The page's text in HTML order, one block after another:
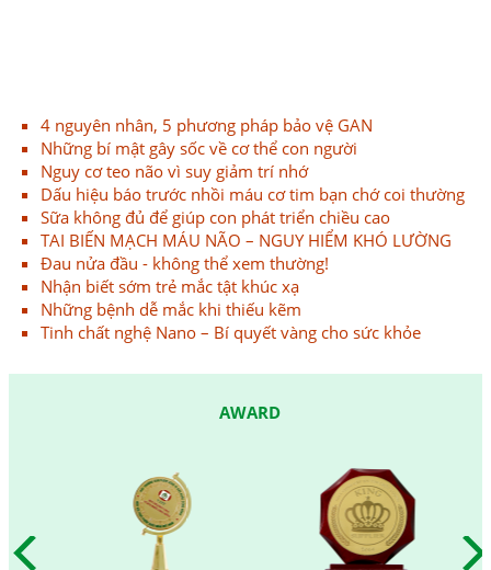
4 nguyên nhân, 5 phương pháp bảo vệ GAN
Những bí mật gây sốc về cơ thể con người
Nguy cơ teo não vì suy giảm trí nhớ
Dấu hiệu báo trước nhồi máu cơ tim bạn chớ coi thường
Sữa không đủ để giúp con phát triển chiều cao
TAI BIẾN MẠCH MÁU NÃO – NGUY HIỂM KHÓ LƯỜNG
Đau nửa đầu - không thể xem thường!
Nhận biết sớm trẻ mắc tật khúc xạ
Những bệnh dễ mắc khi thiếu kẽm
Tinh chất nghệ Nano – Bí quyết vàng cho sức khỏe
AWARD